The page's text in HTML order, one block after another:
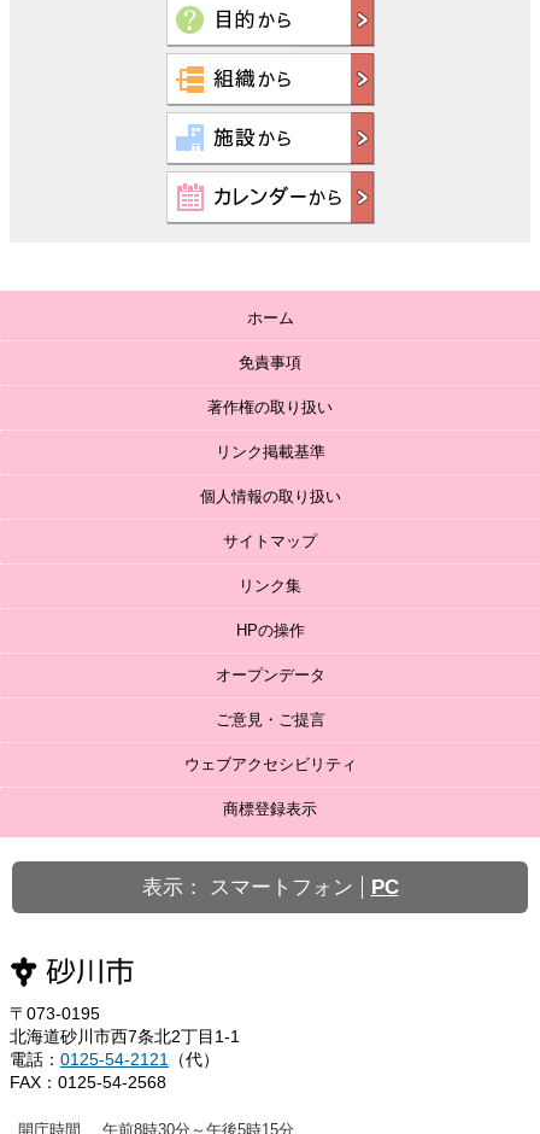
ホーム
免責事項
著作権の取り扱い
リンク掲載基準
個人情報の取り扱い
サイトマップ
リンク集
HPの操作
オープンデータ
ご意見・ご提言
ウェブアクセシビリティ
商標登録表示
表示： スマートフォン PC
〒073-0195
北海道砂川市西7条北2丁目1-1
電話： 0125-54-2121
（代）
FAX：0125-54-2568
開庁時間 午前8時30分～午後5時15分